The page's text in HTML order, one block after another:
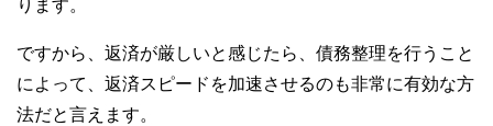
ります。
ですから、返済が厳しいと感じたら、債務整理を行うこと
によって、返済スピードを加速させるのも非常に有効な方
法だと言えます。